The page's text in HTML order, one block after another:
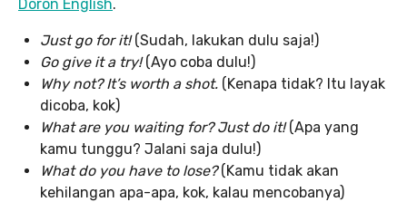
Doron English.
Just go for it!(Sudah, lakukan dulu saja!)
Go give it a try!(Ayo coba dulu!)
Why not? It’s worth a shot. (Kenapa tidak? Itu layak
dicoba, kok)
What are you waiting for? Just do it!(Apa yang
kamu tunggu? Jalani saja dulu!)
What do you have to lose?(Kamu tidak akan
kehilangan apa-apa, kok, kalau mencobanya)